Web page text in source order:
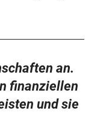
an.
finanziellen
und sie